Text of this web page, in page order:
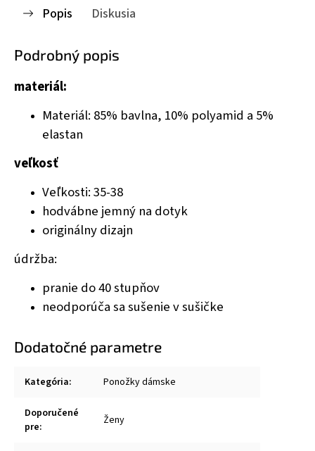
Popis Diskusia
Podrobný popis
materiál:
Materiál: 85% bavlna, 10% polyamid a 5%
elastan
veľkosť
Veľkosti: 35-38
hodvábne jemný na dotyk
originálny dizajn
údržba:
pranie do 40 stupňov
neodporúča sa sušenie v sušičke
Dodatočné parametre
Kategória: Ponožky dámske
Doporučené
pre: Ženy